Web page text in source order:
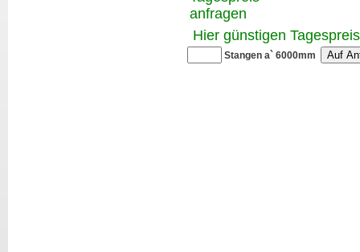
anfragen
Hier günstigen
Stangen a` 6000mm